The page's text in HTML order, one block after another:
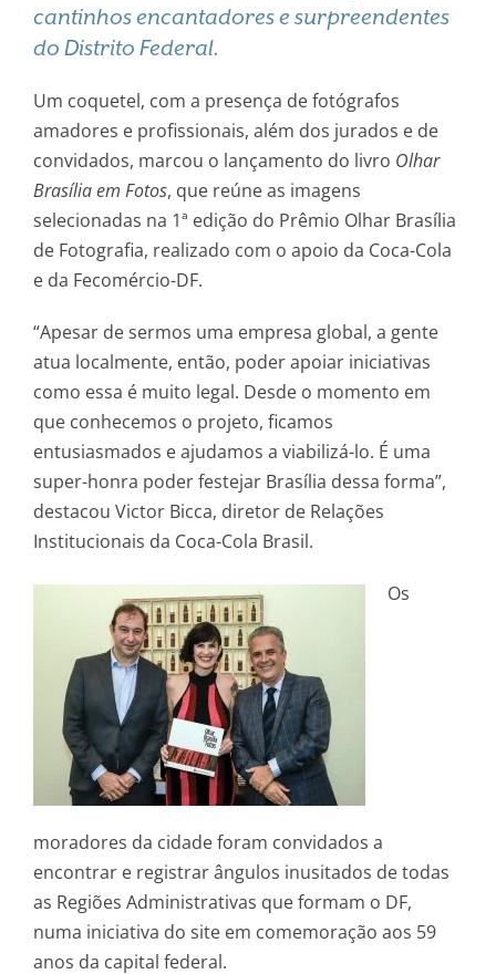
cantinhos encantadores e surpreendentes
do Distrito Federal.
Um coquetel, com a presença de fotógrafos
amadores e profissionais, além dos jurados e de
convidados, marcou o lançamento do livro Olhar
Brasília em Fotos, que reúne as imagens
selecionadas na 1ª edição do Prêmio Olhar Brasília
de Fotografia, realizado com o apoio da Coca-Cola
e da Fecomércio-DF.
“Apesar de sermos uma empresa global, a gente
atua localmente, então, poder apoiar iniciativas
como essa é muito legal. Desde o momento em
que conhecemos o projeto, ficamos
entusiasmados e ajudamos a viabilizá-lo. É uma
super-honra poder festejar Brasília dessa forma”,
destacou Victor Bicca, diretor de Relações
Institucionais da Coca-Cola Brasil.
Os
moradores da cidade foram convidados a
encontrar e registrar ângulos inusitados de todas
as Regiões Administrativas que formam o DF,
numa iniciativa do site em comemoração aos 59
anos da capital federal.